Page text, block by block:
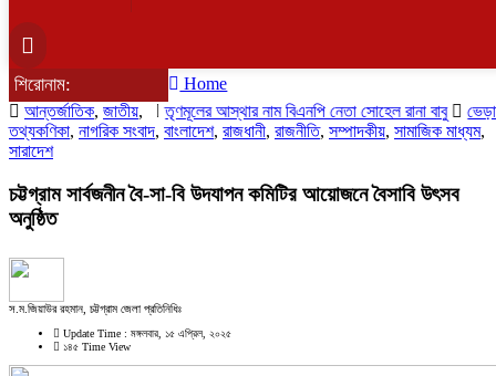
শিরোনাম:
তৃণমূলের আস্থার নাম বিএনপি নেতা সোহেল রানা বাবু ভেড়ামারায়
Home
আন্তর্জাতিক, জাতীয়,
তথ্যকণিকা, নাগরিক সংবাদ, বাংলাদেশ, রাজধানী, রাজনীতি, সম্পাদকীয়, সামাজিক মাধ্যম,
সারাদেশ
চট্টগ্রাম সার্বজনীন বৈ-সা-বি উদযাপন কমিটির আয়োজনে বৈসাবি উৎসব
অনুষ্ঠিত
স.ম.জিয়াউর রহমান, চট্টগ্রাম জেলা প্রতিনিধিঃ
Update Time : মঙ্গলবার, ১৫ এপ্রিল, ২০২৫
১৪৫ Time View